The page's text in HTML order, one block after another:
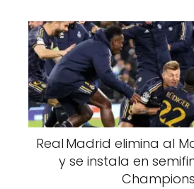
Real Madrid elimina al
y se instala en
Champions